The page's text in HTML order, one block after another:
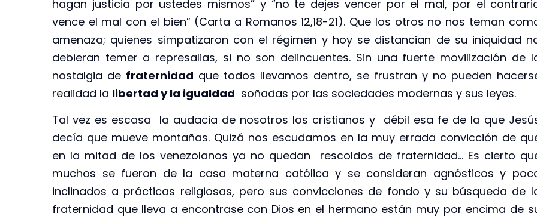
hagan justicia por ustedes mismos” y “no te dejes vencer por el mal, por el
vence el mal con el bien” (Carta a Romanos 12,18-21). Que los otros no nos teman
amenaza; quienes simpatizaron con el régimen y hoy se distancian de su iniquidad
debieran temer a represalias, si no son delincuentes. Sin una fuerte movilización de
nostalgia de fraternidad que todos llevamos dentro, se frustran y no pueden
realidad la libertad y la igualdad soñadas por las sociedades modernas y sus leyes.
Tal vez es escasa la audacia de nosotros los cristianos y débil esa fe de la que
decía que mueve montañas. Quizá nos escudamos en la muy errada convicción de
en la mitad de los venezolanos ya no quedan rescoldos de fraternidad… Es cierto
muchos se fueron de la casa materna católica y se consideran agnósticos y
inclinados a prácticas religiosas, pero sus convicciones de fondo y su búsqueda de
fraternidad que lleva a encontrase con Dios en el hermano están muy por encima de